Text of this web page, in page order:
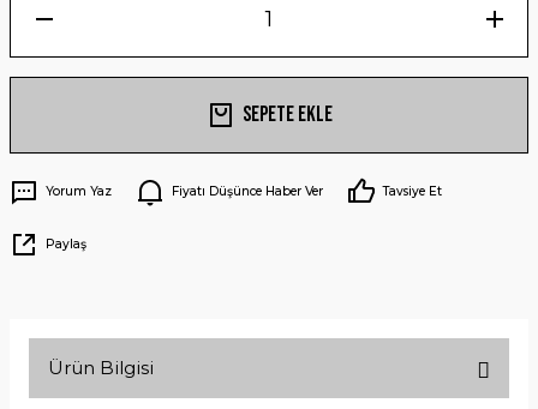
Sepete Ekle
Yorum Yaz Fiyatı Düşünce Haber Ver Tavsiye Et
Paylaş
Ürün Bilgisi